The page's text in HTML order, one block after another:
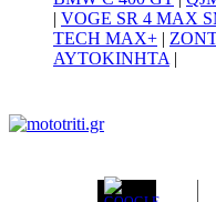
| VOGE SR 4 MAX
TECH MAX+ |
ΑΥΤΟΚΙΝΗΤΑ |